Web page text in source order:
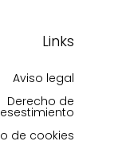
Links
Aviso legal
Derecho de
de cookies